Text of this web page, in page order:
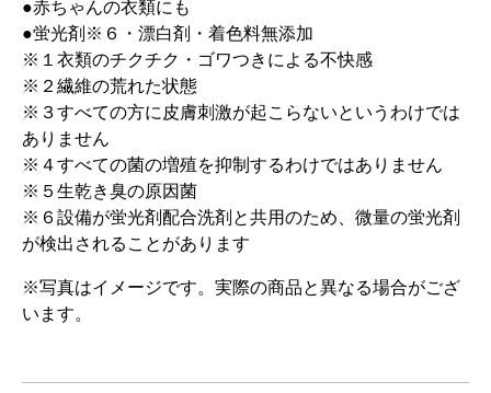
●赤ちゃんの衣類にも
●蛍光剤※６・漂白剤・着色料無添加
※１衣類のチクチク・ゴワつきによる不快感
※２繊維の荒れた状態
※３すべての方に皮膚刺激が起こらないというわけでは
ありません
※４すべての菌の増殖を抑制するわけではありません
※５生乾き臭の原因菌
※６設備が蛍光剤配合洗剤と共用のため、微量の蛍光剤
が検出されることがあります
※写真はイメージです。実際の商品と異なる場合がござ
います。